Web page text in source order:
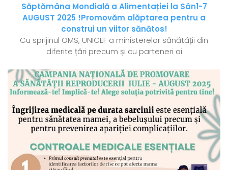
Săptămâna Mondială a Alimentației la Sân1-7
AUGUST 2025 !Promovăm alăptarea pentru a
construi un viitor sănătos!
Cu sprijinul OMS, UNICEF a ministerelor sănătății din
diferite țări precum și cu parteneri ai